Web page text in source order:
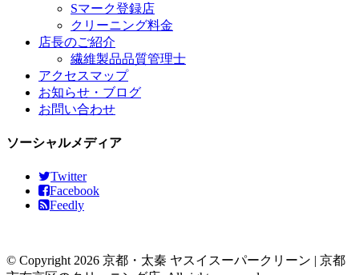
Sマーク登録店
クリーニング料金
店長のご紹介
繊維製品品質管理士
アクセスマップ
お知らせ・ブログ
お問い合わせ
ソーシャルメディア
Twitter
Facebook
Feedly
© Copyright 2026 京都・太秦 ヤスイスーパークリーン | 京都